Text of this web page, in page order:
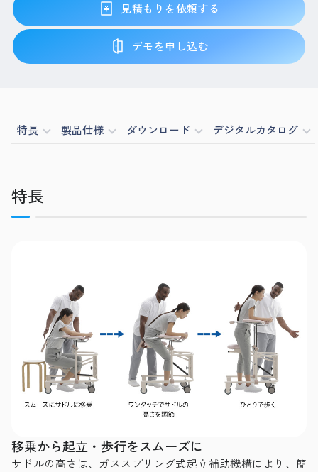
見積もりを依頼する
デモを申し込む
特長 製品仕様 ダウンロード デジタルカタログ
特長
移乗から起立・歩行をスムーズに
サドルの高さは、ガススプリング式起立補助機構により、簡